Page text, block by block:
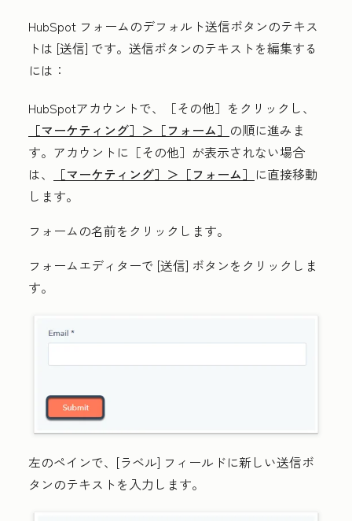
HubSpot フォームのデフォルト送信ボタンのテキス
トは [送信] です。送信ボタンのテキストを編集する
には：
HubSpotアカウントで、
［その他］をクリックし、
［マーケティング］＞ ［フォーム］ の順に進みま
す。アカウントに ［その他］が表示されない場合
は、
［マーケティング］＞ ［フォーム］ に直接移動
します。
フォームの名前をクリックします。
フォームエディターで [送信] ボタンをクリックしま
す。
左のペインで、 [ラベル] フィールドに新しい送信ボ
タンのテキストを入力します。